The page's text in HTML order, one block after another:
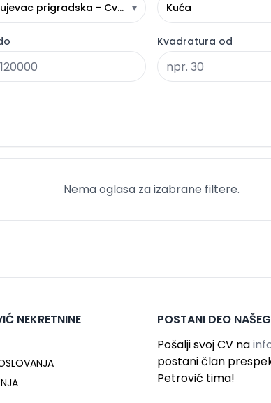
prigradska - Cvetojevac / Botunje
▾
Kuća
Kvadratura od
Nema oglasa za izabrane filtere.
NEKRETNINE
POSTANI DEO
Pošalji svoj CV na
postani član
Petrović tima!